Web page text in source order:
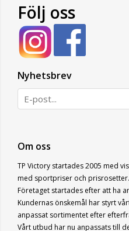
Följ oss
Nyhetsbrev
Om oss
TP Victory startades 2005 med
med sportpriser och prisrosetter.
Företaget startades efter att ha
Kundernas önskemål har styrt
anpassat sortimentet efter
Vårt utbud har nu anpassats till